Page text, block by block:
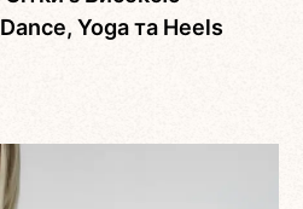
Yoga та Heels